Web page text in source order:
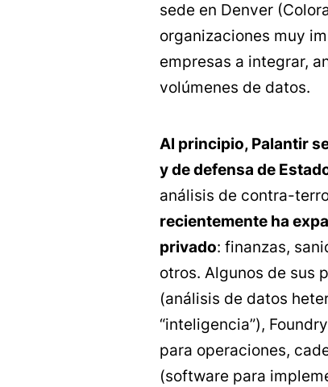
sede en Denver
organizaciones muy
empresas a integrar,
volúmenes de datos.
Al principio, Palantir
y de defensa de
análisis de contra-
recientemente ha
privado: finanzas,
otros. Algunos de sus
(análisis de datos
“inteligencia”),
para operaciones,
(software para